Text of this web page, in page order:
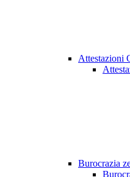
Attestazioni
Burocrazia